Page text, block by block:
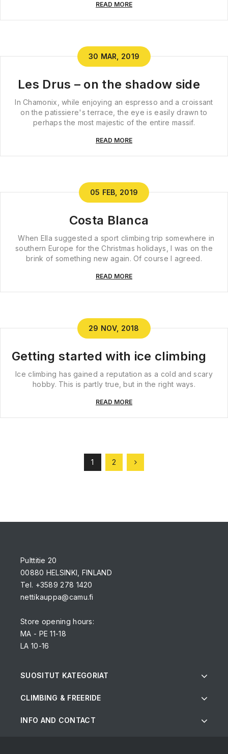
READ MORE
30 MAR, 2019
Les Drus – on the shadow side
In Chamonix, while enjoying an espresso and a croissant
on the patissiere's terrace, the eye is easily drawn to
perhaps the most majestic of the entire massif.
READ MORE
05 FEB, 2019
Costa Blanca
When Ella suggested a sport climbing trip somewhere in
southern Europe for the Christmas holidays, I was on the
brink of something new again. Of course I agreed.
READ MORE
29 NOV, 2018
Getting started with ice climbing
Ice climbing has gained a reputation as a cold and scary
hobby. This is partly true, but in the right ways.
READ MORE
1 2
Pulttitie 20
00880 HELSINKI, FINLAND
Tel. +3589 278 1420
nettikauppa@camu.fi
Store opening hours:
MA - PE 11-18
LA 10-16
SUOSITUT KATEGORIAT
CLIMBING & FREERIDE
INFO AND CONTACT